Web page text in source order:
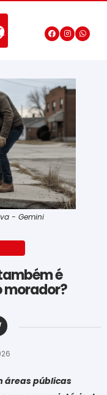
- Gemini
é
morador?
áreas públicas